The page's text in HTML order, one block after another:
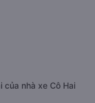
của nhà xe Cô Hai